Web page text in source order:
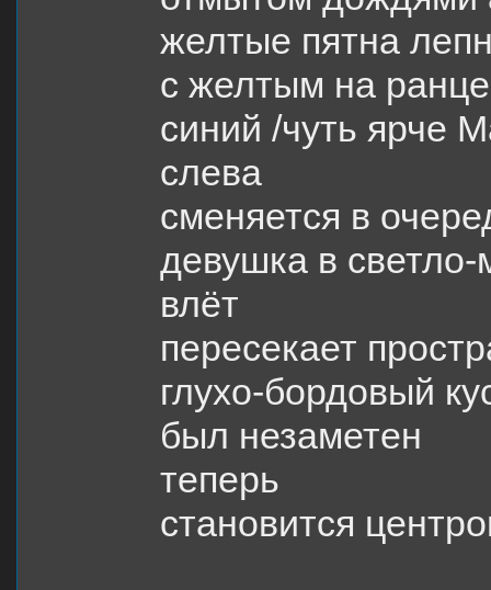
желтые пятна
с желтым на
синий /чуть ярче
слева
сменяется в
девушка в
влёт
пересекает
глухо-бордовый
был незаметен
теперь
становится